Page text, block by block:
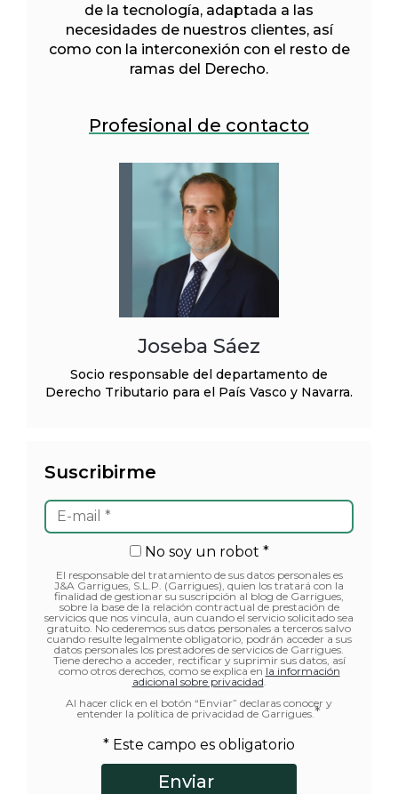
de la tecnología, adaptada a las
necesidades de nuestros clientes, así
como con la interconexión con el resto de
ramas del Derecho.
Profesional de contacto
Joseba Sáez
Socio responsable del departamento de
Derecho Tributario para el País Vasco y Navarra.
Suscribirme
No soy un robot *
El responsable del tratamiento de sus datos personales es
J&A Garrigues, S.L.P. (Garrigues), quien los tratará con la
finalidad de gestionar su suscripción al blog de Garrigues,
sobre la base de la relación contractual de prestación de
servicios que nos vincula, aun cuando el servicio solicitado sea
gratuito. No cederemos sus datos personales a terceros salvo
cuando resulte legalmente obligatorio, podrán acceder a sus
datos personales los prestadores de servicios de Garrigues.
Tiene derecho a acceder, rectificar y suprimir sus datos, así
como otros derechos, como se explica en la información
adicional sobre privacidad.
Al hacer click en el botón “Enviar” declaras conocer y
entender la política de privacidad de Garrigues. *
* Este campo es obligatorio